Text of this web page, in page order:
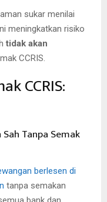
sukar menilai
meningkatkan risiko
tidak akan
CCRIS.
CCRIS:
Tanpa Semak
berlesen di
tanpa semakan